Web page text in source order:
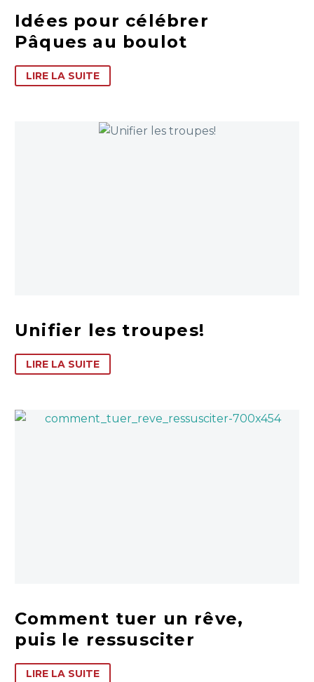
Idées pour célébrer
Pâques au boulot
LIRE LA SUITE
Unifier les troupes!
LIRE LA SUITE
Comment tuer un rêve,
puis le ressusciter
LIRE LA SUITE